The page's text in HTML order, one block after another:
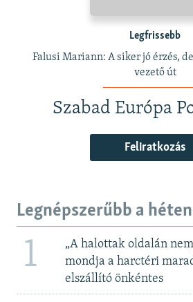
Legfrissebb
Falusi Mariann: A siker jó érzés,
vezető út
Szabad Európa
Feliratkozás
Legnépszerűbb a héten
1
„A halottak oldalán
mondja a harctéri
elszállító önkéntes